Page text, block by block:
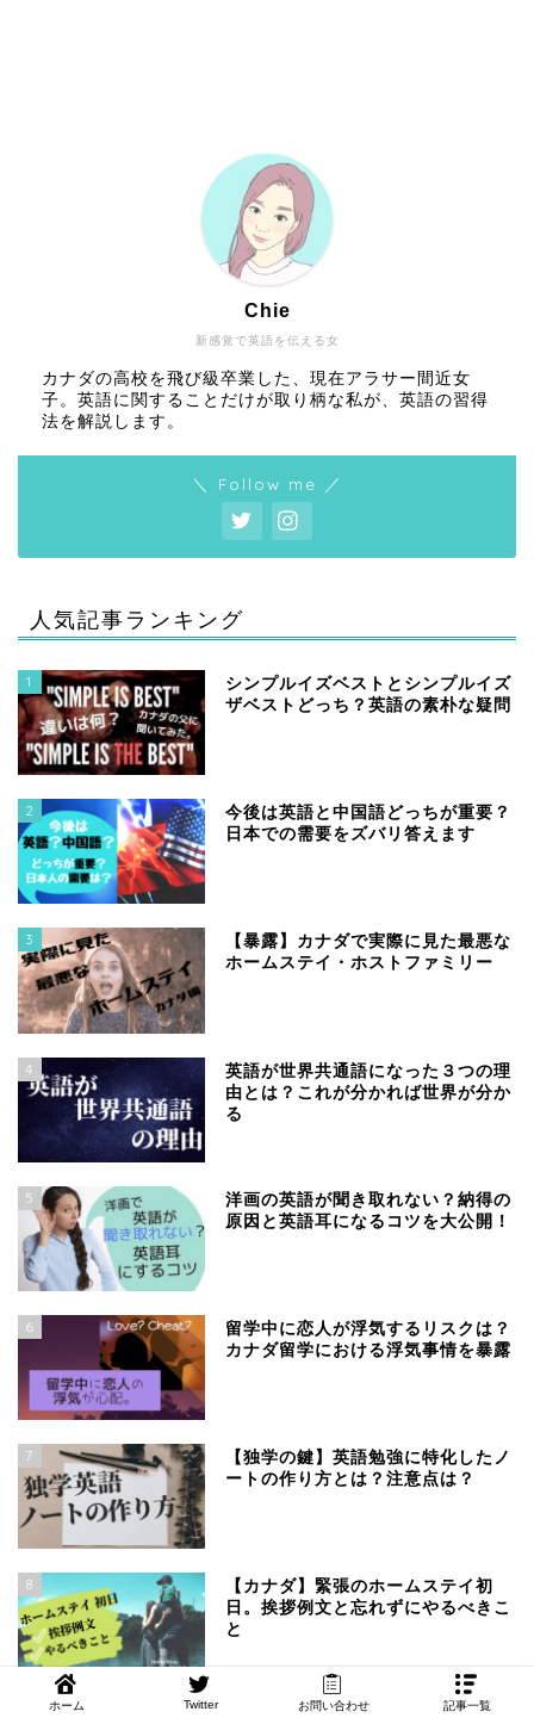
新感覚で英語を伝える女
Chie
カナダの高校を飛び級卒業した、現在アラサー間近女
子。英語に関することだけが取り柄な私が、英語の習得
法を解説します。
＼ Follow me ／
人気記事ランキング
1
シンプルイズベストとシンプルイズ
ザベストどっち？英語の素朴な疑問
2
今後は英語と中国語どっちが重要？
日本での需要をズバリ答えます
3
【暴露】カナダで実際に見た最悪な
ホームステイ・ホストファミリー
4
英語が世界共通語になった３つの理
由とは？これが分かれば世界が分か
る
5
洋画の英語が聞き取れない？納得の
原因と英語耳になるコツを大公開！
6
留学中に恋人が浮気するリスクは？
カナダ留学における浮気事情を暴露
7
【独学の鍵】英語勉強に特化したノ
ートの作り方とは？注意点は？
8
【カナダ】緊張のホームステイ初
日。挨拶例文と忘れずにやるべきこ
と
ホームステイ先の子供がうざい？実
ホーム Twitter お問い合わせ 記事一覧